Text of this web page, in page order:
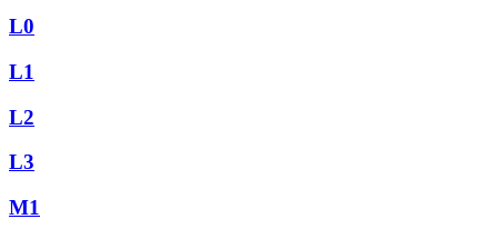
L0
L1
L2
L3
M1